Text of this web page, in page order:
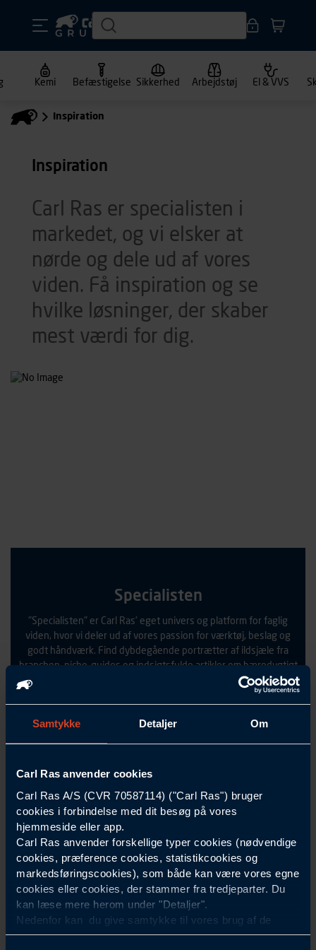
Samtykke Detaljer Om
Carl Ras anvender cookies
Carl Ras A/S (CVR 70587114) ("Carl Ras") bruger
cookies i forbindelse med dit besøg på vores
hjemmeside eller app.
Carl Ras anvender forskellige typer cookies (nødvendige
cookies, præference cookies, statistikcookies og
markedsføringscookies), som både kan være vores egne
cookies eller cookies, der stammer fra tredjeparter. Du
kan læse mere herom under "Detaljer".
Nedenfor kan du give samtykke til vores brug af de
cookies, som ikke er nødvendige for at hjemmesiden
Kemi Befæstigelse Sikkerhed Arbejdstøj El & VVS
Inspiration
Inspiration
Carl Ras er specialisten i
markedet, og vi elsker at
nørde og dele ud af vores
viden. Få inspiration og se
hvilke løsninger, der skaber
mest værdi for dig.
Specialisten
"Specialisten" er Carl Ras' eget univers og platform for faglig
viden, hvor vi deler ud af vores passion for værktøj, beslag og
godt håndværk. Find dybdegående portrætter af ildsjæle fra
branchen, niche-guides og indsigtsfulde artikler om bæredygtigt
byggeri og oversete produktfavoritter.
UDFORSK SPECIALISTEN HER